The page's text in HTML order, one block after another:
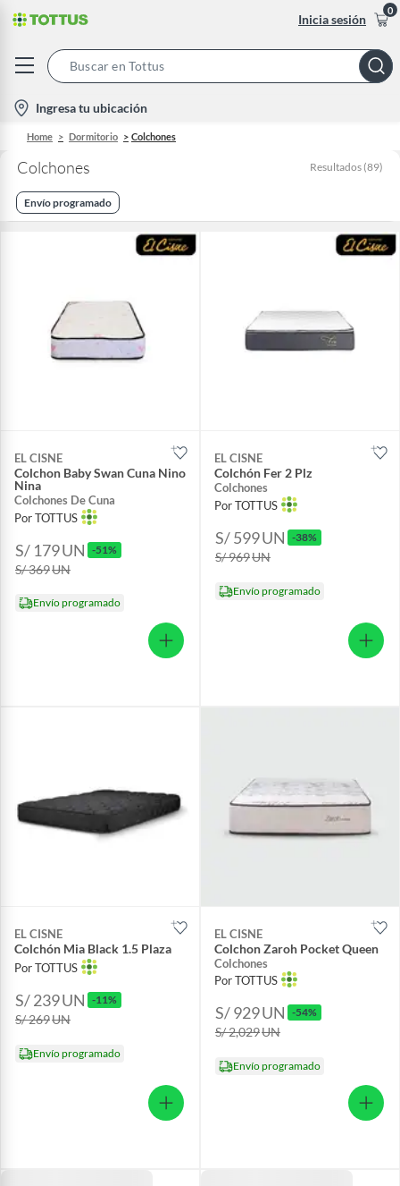
Inicia sesión
0
Bar
location-
icon
Ingresa tu ubicación
Home Dormitorio Colchones
Colchones Resultados (89)
Envío programado
EL CISNE
Colchon Baby Swan Cuna Nino
Nina
Colchones De Cuna
Por TOTTUS
S/ 179UN -51%
S/ 369UN
Envío programado
EL CISNE
Colchón Fer 2 Plz
Colchones
Por TOTTUS
S/ 599UN -38%
S/ 969UN
Envío programado
EL CISNE
Colchón Mia Black 1.5 Plaza
Por TOTTUS
S/ 239UN -11%
S/ 269UN
Envío programado
EL CISNE
Colchon Zaroh Pocket Queen
Colchones
Por TOTTUS
S/ 929UN -54%
S/ 2,029UN
Envío programado